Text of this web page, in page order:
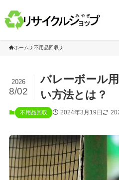
ホーム 不用品回収
バレーボール
い方法とは？
2026
8/02
不用品回収 2024年3月19日